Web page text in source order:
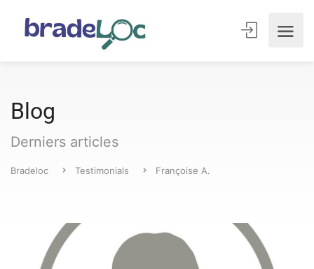
Blog
Derniers articles
Bradeloc Testimonials Françoise A.